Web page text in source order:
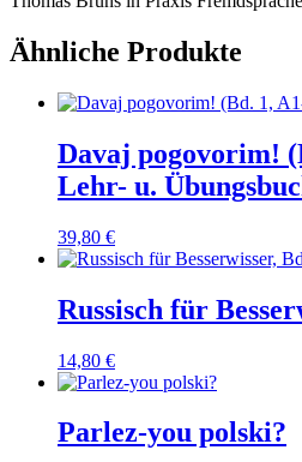
Ähnliche Produkte
Davaj pogovorim!
Lehr- u.
39,80 €
Russisch für
14,80 €
Parlez-you polski?